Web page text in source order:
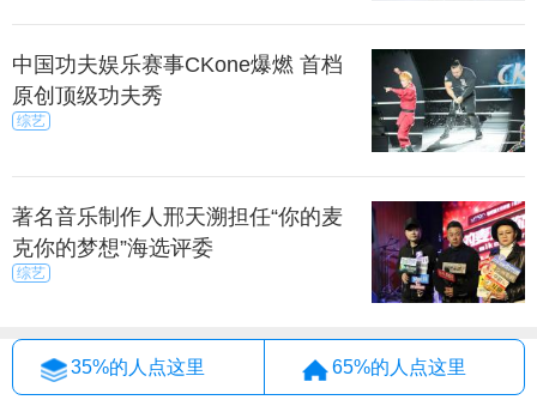
中国功夫娱乐赛事CKone爆燃 首档
原创顶级功夫秀
综艺
著名音乐制作人邢天溯担任“你的麦
克你的梦想”海选评委
综艺
35%的人点这里 65%的人点这里